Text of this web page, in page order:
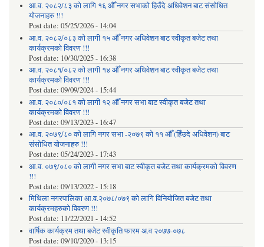
आ.व. २०८२/८३ को लागि १६ औँ नगर सभाको हिउँदे अधिवेशन बाट संसोधित
योजनाहरु !!!
Post date: 05/25/2026 - 14:04
आ.व. २०८२/०८३ को लागी १५ औँ नगर अधिवेशन बाट स्वीकृत बजेट तथा
कार्यक्रमको विवरण !!!
Post date: 10/30/2025 - 16:38
आ.व. २०८१/०८२ को लागी १४ औँ नगर अधिवेशन बाट स्वीकृत बजेट तथा
कार्यक्रमको विवरण !!!
Post date: 09/09/2024 - 15:44
आ.व. २०८०/०८१ को लागी १२ औँ नगर सभा बाट स्वीकृत बजेट तथा
कार्यक्रमको विवरण !!!
Post date: 09/13/2023 - 16:47
आ.व. २०७९/८० को लागि नगर सभा -२०७९ को ११ औँ (हिँउदे अधिवेशन) बाट
संसोधित योजनाहरु !!!
Post date: 05/24/2023 - 17:43
आ.व. ०७९/०८० को लागी नगर सभा बाट स्वीकृत बजेट तथा कार्यक्रमको विवरण
!!!
Post date: 09/13/2022 - 15:18
मिथिला नगरपालिका आ.व.२०७८/०७९ को लागि विनियोजित बजेट तथा
कार्यक्रमहरुको विवरण !!!
Post date: 11/22/2021 - 14:52
वार्षिक कार्यक्रम तथा बजेट स्वीकृति फारम अ.व २०७७-०७८
Post date: 09/10/2020 - 13:15